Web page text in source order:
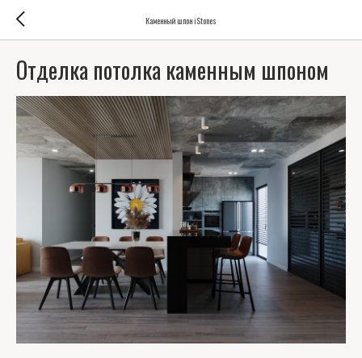
Каменный шпон iStones
Отделка потолка каменным шпоном